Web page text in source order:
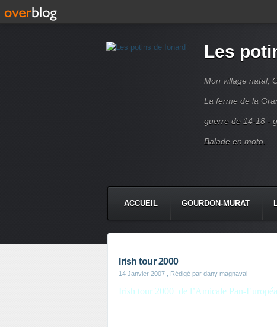
Les
Mon village natal,
La ferme de la
guerre de 14-18 -
Balade en moto.
ACCUEIL GOURDON-MURAT
Irish tour 2000
14 Janvier 2007 , Rédigé par dany magnaval
Irish tour 2000 de l’Amicale Pan-